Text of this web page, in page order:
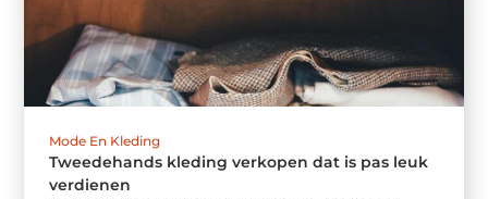
Mode En Kleding
Tweedehands kleding verkopen dat is pas leuk
verdienen